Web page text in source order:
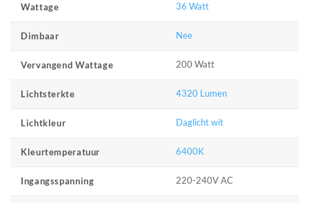
Wattage 36 Watt
Dimbaar Nee
Vervangend Wattage 200 Watt
Lichtsterkte 4320 Lumen
Lichtkleur Daglicht wit
Kleurtemperatuur 6400K
Ingangsspanning 220-240V AC